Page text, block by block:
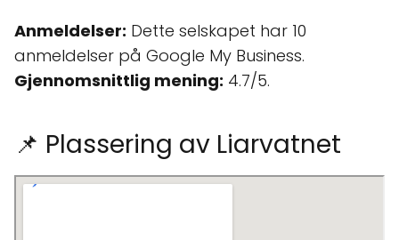
Anmeldelser: Dette selskapet har 10
anmeldelser på Google My Business.
Gjennomsnittlig mening: 4.7/5.
📌 Plassering av Liarvatnet